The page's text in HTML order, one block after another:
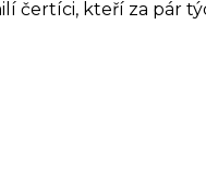
čertíci, kteří za pár